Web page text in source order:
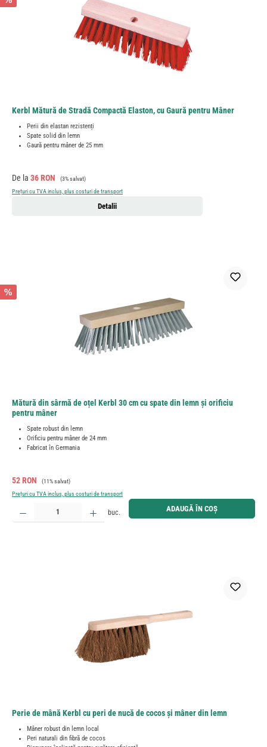
Kerbl Mătură de Stradă Compactă Elaston, cu Gaură pentru Mâner
Perii din elastan rezistenți
Spate solid din lemn
Gaură pentru mâner de 25 mm
Preț de vânzare:
De la 36 RON Preț obișnuit:
(3% salvat)
Prețuri cu TVA inclus, plus costuri de transport
Detalii
%
Mătură din sârmă de oțel Kerbl 30 cm cu spate din lemn și orificiu
pentru mâner
Spate robust din lemn
Orificiu pentru mâner de 24 mm
Fabricat în Germania
Preț de vânzare:
52 RON Preț obișnuit:
(11% salvat)
Prețuri cu TVA inclus, plus costuri de transport
Cantitate produs: Introduceți cantitatea dorită sau utilizați butoanele pentru a mări sau micșora
buc. ADAUGĂ ÎN COȘ
Perie de mână Kerbl cu peri de nucă de cocos și mâner din lemn
Mâner robust din lemn local
Peri naturali din fibră de cocos